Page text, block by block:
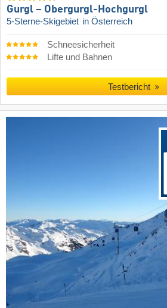
Gurgl – Obergurgl-Hochgurgl
5-Sterne-Skigebiet in Österreich
Schneesicherheit
Lifte und Bahnen
Testbericht